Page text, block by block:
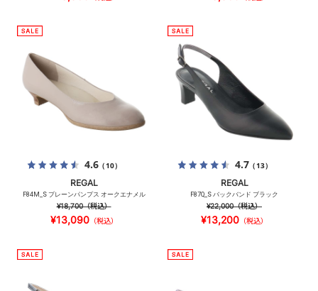
4.6（10）
REGAL
F84M_S プレーンパンプス オークエナメル
¥18,700（税込）
¥13,090（税込）
4.7（13）
REGAL
F87Q_S バックバンド ブラック
¥22,000（税込）
¥13,200 （税込）